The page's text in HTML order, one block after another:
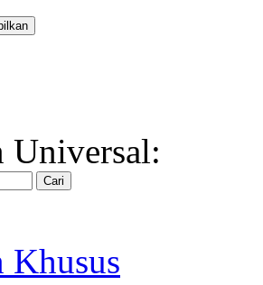
Universal:
Khusus